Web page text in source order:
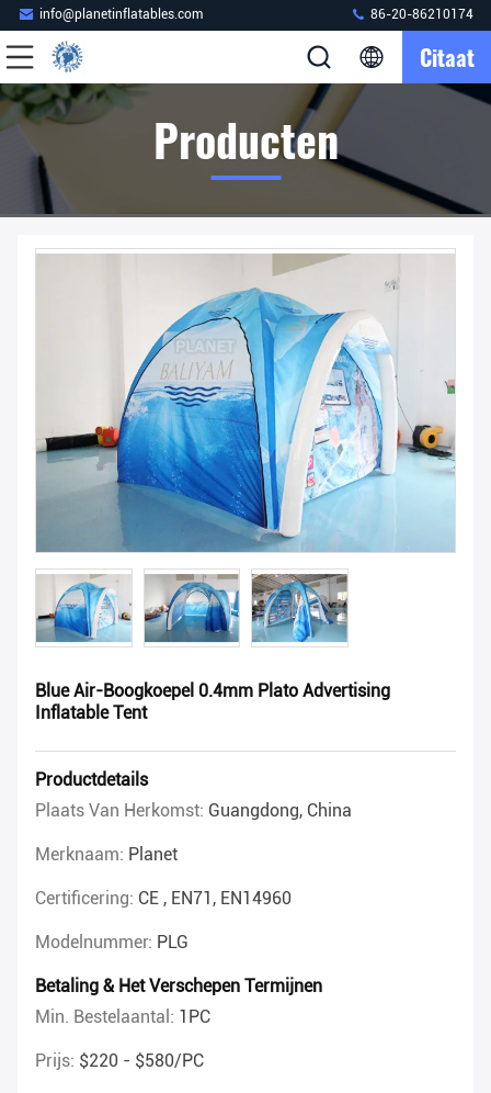
info@planetinflatables.com 86-20-86210174
Citaat
Producten
Blue Air-Boogkoepel 0.4mm Plato Advertising
Inflatable Tent
Productdetails
Plaats Van Herkomst: Guangdong, China
Merknaam: Planet
Certificering: CE , EN71, EN14960
Modelnummer: PLG
Betaling & Het Verschepen Termijnen
Min. Bestelaantal: 1PC
Prijs: $220 - $580/PC